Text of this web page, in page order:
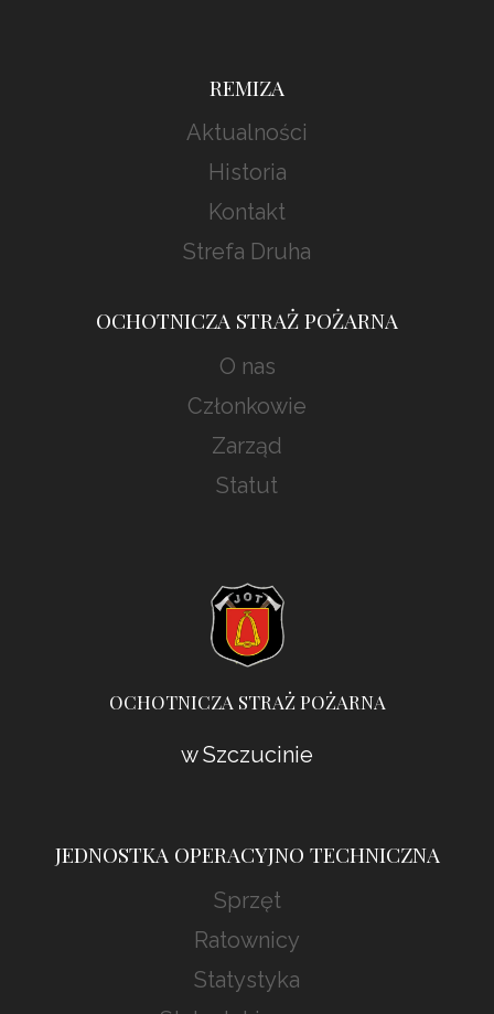
REMIZA
Aktualności
Historia
Kontakt
Strefa Druha
OCHOTNICZA STRAŻ POŻARNA
O nas
Członkowie
Zarząd
Statut
OCHOTNICZA STRAŻ POŻARNA
w Szczucinie
JEDNOSTKA OPERACYJNO TECHNICZNA
Sprzęt
Ratownicy
Statystyka